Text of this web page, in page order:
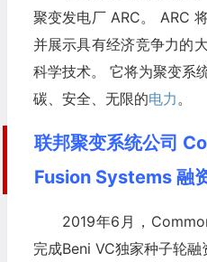
聚变发电厂 ARC。 ARC
并展示具有经济竞争力的
科学技术。 它将为聚变系
碳、安全、无限的电力 。
联邦聚变系统公司
Fusion Systems 融
2019年6月，
完成Beni VC独家种子轮融